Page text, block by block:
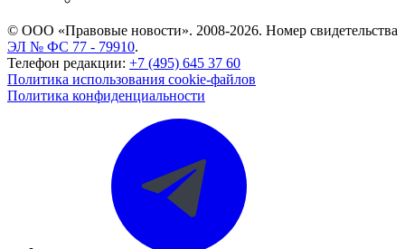
© ООО «Правовые новости». 2008-2026. Номер свидетельства
ЭЛ № ФС 77 - 79910.
Телефон редакции: +7 (495) 645 37 60
Политика использования cookie-файлов
Политика конфиденциальности